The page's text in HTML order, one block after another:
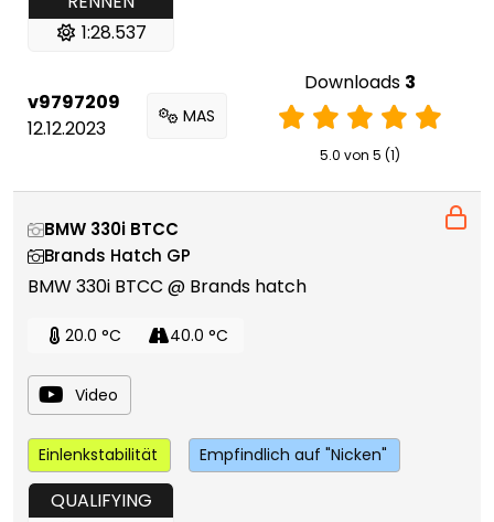
1:28.537
v9797209
12.12.2023
MAS
Downloads 3
5.0 von 5 (1)
BMW 330i BTCC
Brands Hatch GP
BMW 330i BTCC @ Brands hatch
20.0 °C 40.0 °C
Video
Einlenkstabilität Empfindlich auf "Nicken"
QUALIFYING